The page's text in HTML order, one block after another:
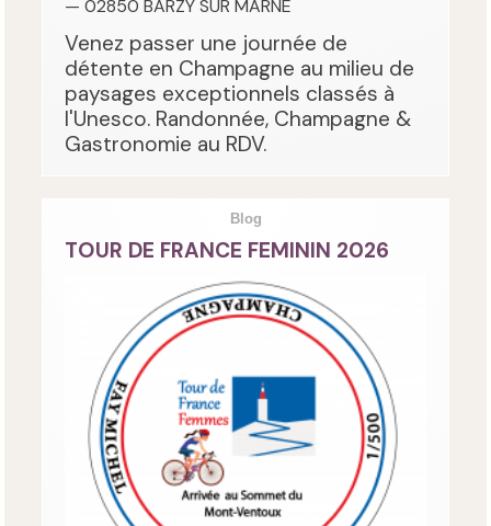
— 02850 BARZY SUR MARNE
Venez passer une journée de
détente en Champagne au milieu de
paysages exceptionnels classés à
l'Unesco. Randonnée, Champagne &
Gastronomie au RDV.
Blog
TOUR DE FRANCE FEMININ 2026